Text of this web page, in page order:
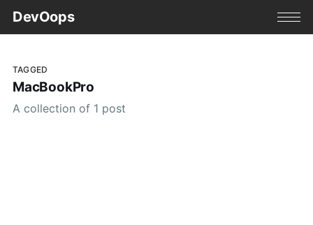
DevOops
TAGGED
MacBookPro
A collection of 1 post